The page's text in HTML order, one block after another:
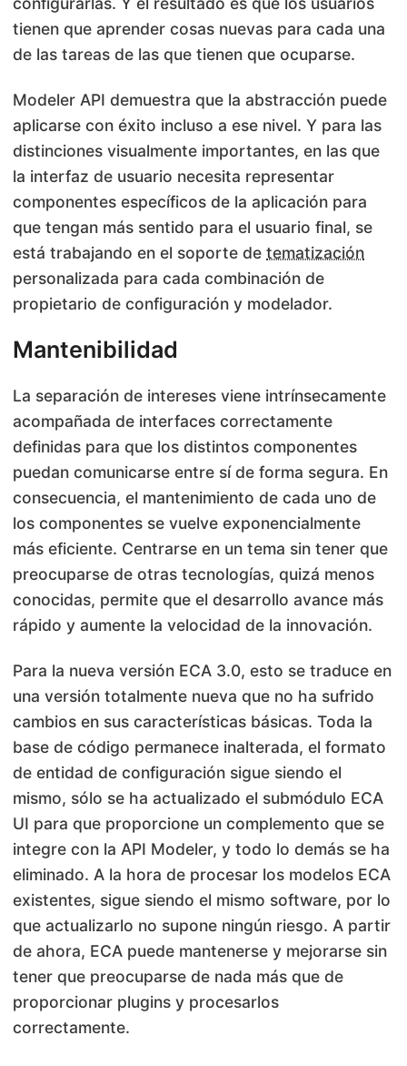
tienen que aprender cosas nuevas para cada una
de las tareas de las que tienen que ocuparse.
Modeler API demuestra que la abstracción puede
aplicarse con éxito incluso a ese nivel. Y para las
distinciones visualmente importantes, en las que
la interfaz de usuario necesita representar
componentes específicos de la aplicación para
que tengan más sentido para el usuario final, se
está trabajando en el soporte de tematización
personalizada para cada combinación de
propietario de configuración y modelador.
Mantenibilidad
La separación de intereses viene intrínsecamente
acompañada de interfaces correctamente
definidas para que los distintos componentes
puedan comunicarse entre sí de forma segura. En
consecuencia, el mantenimiento de cada uno de
los componentes se vuelve exponencialmente
más eficiente. Centrarse en un tema sin tener que
preocuparse de otras tecnologías, quizá menos
conocidas, permite que el desarrollo avance más
rápido y aumente la velocidad de la innovación.
Para la nueva versión ECA 3.0, esto se traduce en
una versión totalmente nueva que no ha sufrido
cambios en sus características básicas. Toda la
base de código permanece inalterada, el formato
de entidad de configuración sigue siendo el
mismo, sólo se ha actualizado el submódulo ECA
UI para que proporcione un complemento que se
integre con la API Modeler, y todo lo demás se ha
eliminado. A la hora de procesar los modelos ECA
existentes, sigue siendo el mismo software, por lo
que actualizarlo no supone ningún riesgo. A partir
de ahora, ECA puede mantenerse y mejorarse sin
tener que preocuparse de nada más que de
proporcionar plugins y procesarlos
correctamente.